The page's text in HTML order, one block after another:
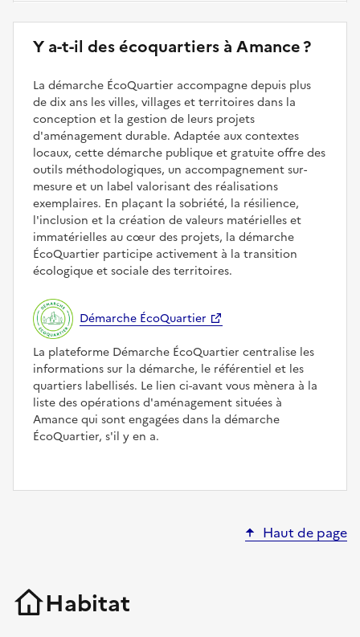
Y a-t-il des écoquartiers à Amance ?
La démarche ÉcoQuartier accompagne depuis plus
de dix ans les villes, villages et territoires dans la
conception et la gestion de leurs projets
d'aménagement durable. Adaptée aux contextes
locaux, cette démarche publique et gratuite offre des
outils méthodologiques, un accompagnement sur-
mesure et un label valorisant des réalisations
exemplaires. En plaçant la sobriété, la résilience,
l'inclusion et la création de valeurs matérielles et
immatérielles au cœur des projets, la démarche
ÉcoQuartier participe activement à la transition
écologique et sociale des territoires.
Démarche ÉcoQuartier
La plateforme Démarche ÉcoQuartier centralise les
informations sur la démarche, le référentiel et les
quartiers labellisés. Le lien ci-avant vous mènera à la
liste des opérations d'aménagement situées à
Amance qui sont engagées dans la démarche
ÉcoQuartier, s'il y en a.
Haut de page
Habitat